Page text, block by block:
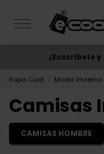
¡Suscríbete
Ropa Cool Moda Invierno
Camisas
CAMISAS HOMBRE